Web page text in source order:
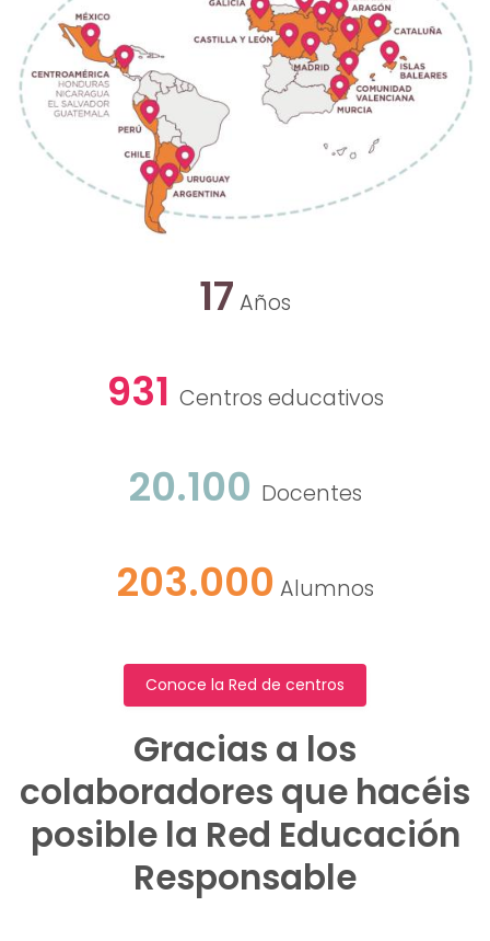
17 Años
931 Centros educativos
20.100 Docentes
203.000 Alumnos
Conoce la Red de centros
Gracias a los
colaboradores que hacéis
posible la Red Educación
Responsable